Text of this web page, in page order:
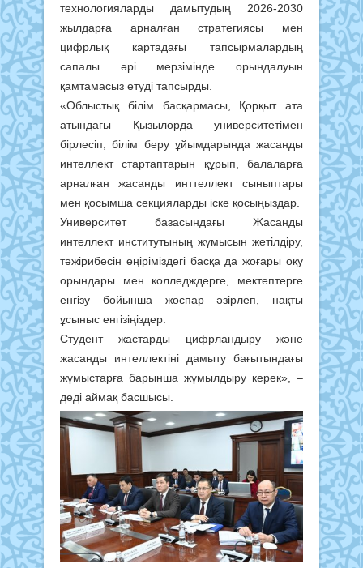
технологияларды дамытудың 2026-2030
жылдарға арналған стратегиясы мен
цифрлық картадағы тапсырмалардың
сапалы әрі мерзімінде орындалуын
қамтамасыз етуді тапсырды.
«Облыстық білім басқармасы, Қорқыт ата
атындағы Қызылорда университетімен
бірлесіп, білім беру ұйымдарында жасанды
интеллект стартаптарын құрып, балаларға
арналған жасанды инттеллект сыныптары
мен қосымша секцияларды іске қосыңыздар.
Университет базасындағы Жасанды
интеллект институтының жұмысын жетілдіру,
тәжірибесін өңіріміздегі басқа да жоғары оқу
орындары мен колледждерге, мектептерге
енгізу бойынша жоспар әзірлеп, нақты
ұсыныс енгізіңіздер.
Студент жастарды цифрландыру және
жасанды интеллектіні дамыту бағытындағы
жұмыстарға барынша жұмылдыру керек», –
деді аймақ басшысы.